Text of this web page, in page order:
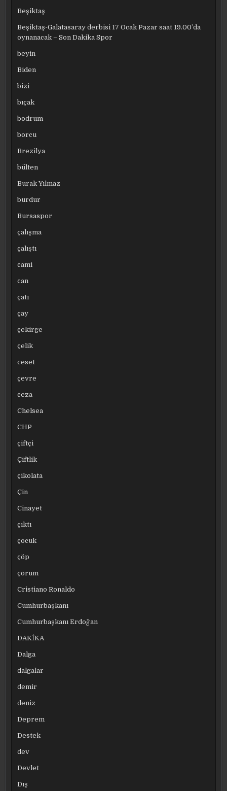
Beşiktaş
Beşiktaş-Galatasaray derbisi 17 Ocak Pazar saat 19.00’da
oynanacak – Son Dakika Spor
beyin
Biden
bizi
bıçak
bodrum
borcu
Brezilya
bülten
Burak Yılmaz
burdur
Bursaspor
çalışma
çalıştı
cami
can
çatı
çay
çekirge
çelik
ceset
çevre
ceza
Chelsea
CHP
çiftçi
Çiftlik
çikolata
Çin
Cinayet
çıktı
çocuk
çöp
çorum
Cristiano Ronaldo
Cumhurbaşkanı
Cumhurbaşkanı Erdoğan
DAKİKA
Dalga
dalgalar
demir
deniz
Deprem
Destek
dev
Devlet
Dış